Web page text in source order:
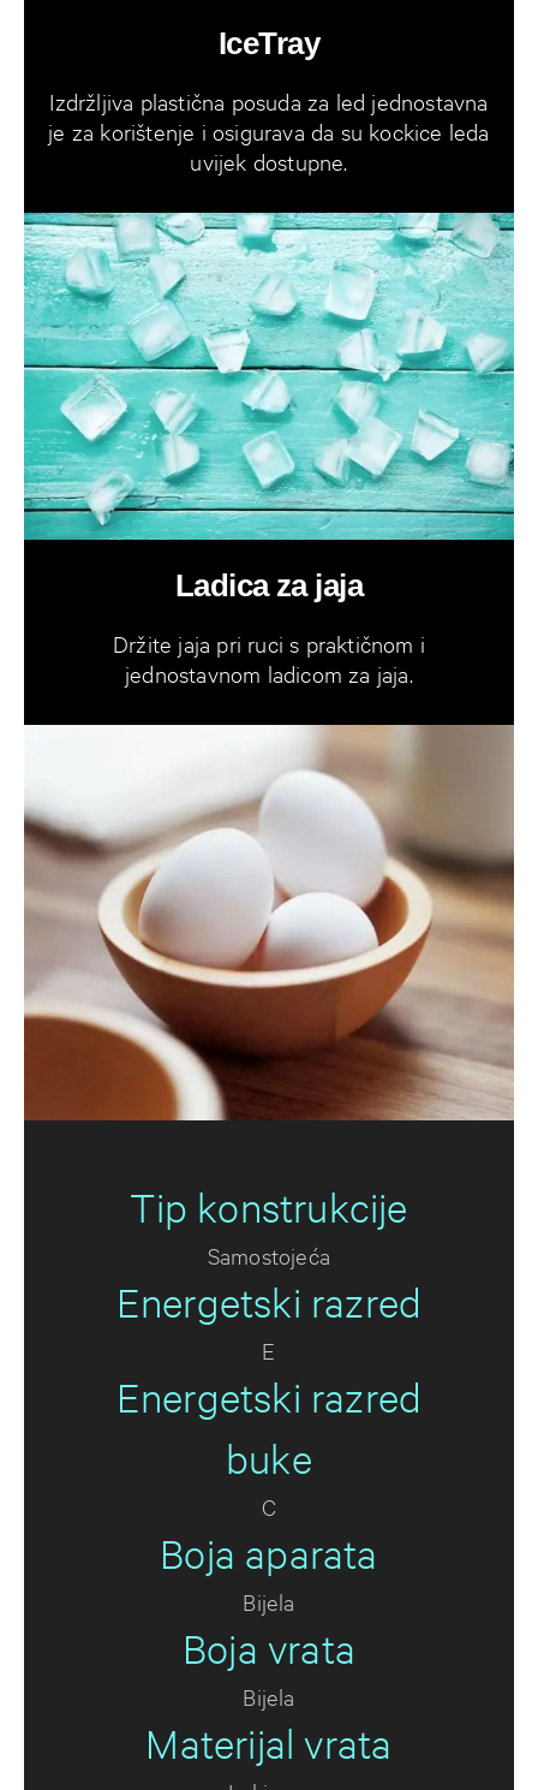
IceTray
Izdržljiva plastična posuda za led jednostavna
je za korištenje i osigurava da su kockice leda
uvijek dostupne.
Ladica za jaja
Držite jaja pri ruci s praktičnom i
jednostavnom ladicom za jaja.
Tip konstrukcije
Samostojeća
Energetski razred
E
Energetski razred
buke
C
Boja aparata
Bijela
Boja vrata
Bijela
Materijal vrata